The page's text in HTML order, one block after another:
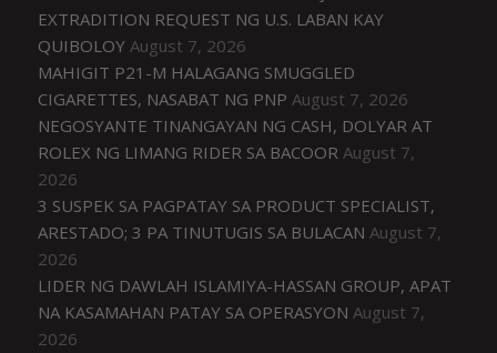
EXTRADITION REQUEST NG U.S. LABAN KAY
QUIBOLOY August 7, 2026
MAHIGIT P21-M HALAGANG SMUGGLED
CIGARETTES, NASABAT NG PNP August 7, 2026
NEGOSYANTE TINANGAYAN NG CASH, DOLYAR AT
ROLEX NG LIMANG RIDER SA BACOOR August 7,
2026
3 SUSPEK SA PAGPATAY SA PRODUCT SPECIALIST,
ARESTADO; 3 PA TINUTUGIS SA BULACAN August 7,
2026
LIDER NG DAWLAH ISLAMIYA-HASSAN GROUP, APAT
NA KASAMAHAN PATAY SA OPERASYON August 7,
2026